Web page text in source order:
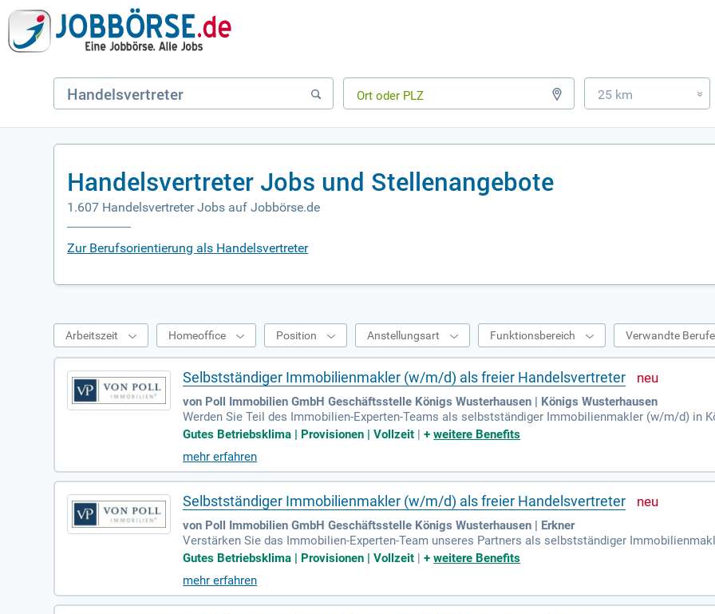
25 km »
Handelsvertreter Jobs und Stellenangebote
1.607 Handelsvertreter Jobs auf Jobbörse.de
Zur Berufsorientierung als Handelsvertreter
Arbeitszeit Homeoffice Position Anstellungsart Funktionsbereich Verwandte Berufe
Selbstständiger Immobilienmakler (w/m/d) als freier Handelsvertreter
von Poll Immobilien GmbH Geschäftsstelle Königs Wusterhausen | Königs Wusterhausen
Werden Sie Teil des Immobilien-Experten-Teams als selbstständiger Immobilienmakler (w/m/d) in
Erfahrung im Vertrieb und Immobilienvertrieb mit und zeichnen sich durch starke Kommunikations-
n Marke und einer professionellen Organisationsstruktur. Profitieren Sie von einem
tzwerk erfahrener Immobilienprofis. Starten Sie Ihre Karriere mit einer fundierten Einarbeitung in
Gutes Betriebsklima | Provisionen | Vollzeit |+weitere Benefits
mehr erfahren
Selbstständiger Immobilienmakler (w/m/d) als freier Handelsvertreter
von Poll Immobilien GmbH Geschäftsstelle Königs Wusterhausen | Erkner
Verstärken Sie das Immobilien-Experten-Team unseres Partners als selbstständiger
kner! Sie bringen Erfahrung im Vertrieb oder in der Immobilienvermittlung mit und sind
nnten Marke, einer professionellen Organisationsstruktur und Zugang zu hochwertigen Immobilien.
a, ein freundliches Kollegium und ein bundesweites Netzwerk erfahrener Immobilienprofis. Starten
Gutes Betriebsklima | Provisionen | Vollzeit |+weitere Benefits
mehr erfahren